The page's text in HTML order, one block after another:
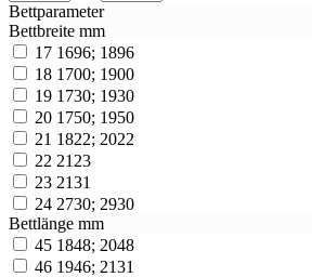
Bettparameter
Bettbreite mm
17 1696; 1896
18 1700; 1900
19 1730; 1930
20 1750; 1950
21 1822; 2022
22 2123
23 2131
24 2730; 2930
Bettlänge mm
45 1848; 2048
46 1946; 2131